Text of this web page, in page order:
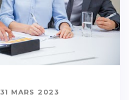
31 MARS 2023